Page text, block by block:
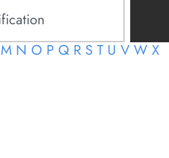
M N O P Q R S T U V W X